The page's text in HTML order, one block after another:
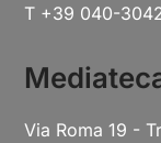
T +39 040-
Via Roma 19 -